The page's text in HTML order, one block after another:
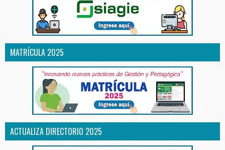
MATRÍCULA 2025
ACTUALIZA DIRECTORIO 2025